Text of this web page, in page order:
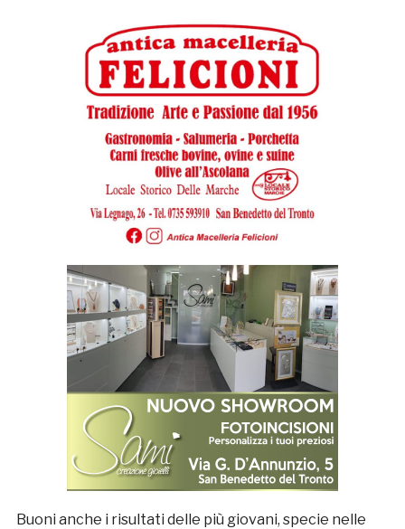
Buoni anche i risultati delle più giovani, specie nelle